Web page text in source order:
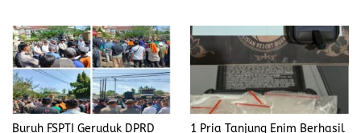
Buruh FSPTI Geruduk DPRD
1 Pria Tanjung Enim Berhasil